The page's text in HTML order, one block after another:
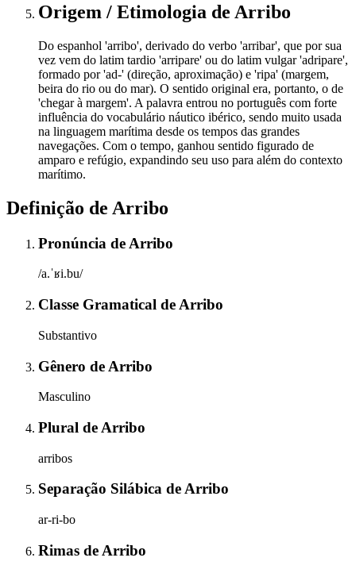
Origem / Etimologia de Arribo
Do espanhol 'arribo', derivado do verbo 'arribar', que por sua
vez vem do latim tardio 'arripare' ou do latim vulgar 'adripare',
formado por 'ad-' (direção, aproximação) e 'ripa' (margem,
beira do rio ou do mar). O sentido original era, portanto, o de
'chegar à margem'. A palavra entrou no português com forte
influência do vocabulário náutico ibérico, sendo muito usada
na linguagem marítima desde os tempos das grandes
navegações. Com o tempo, ganhou sentido figurado de
amparo e refúgio, expandindo seu uso para além do contexto
marítimo.
Definição de Arribo
Pronúncia de Arribo
/a.ˈʁi.bu/
Classe Gramatical de Arribo
Substantivo
Gênero de Arribo
Masculino
Plural de Arribo
arribos
Separação Silábica deArribo
ar-ri-bo
Rimas de Arribo